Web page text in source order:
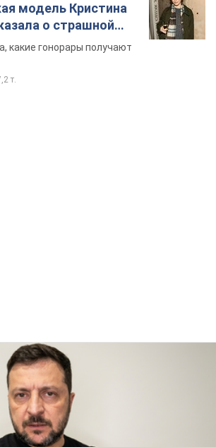
модель Кристина
о страшной
карьеры
какие гонорары получают
т.